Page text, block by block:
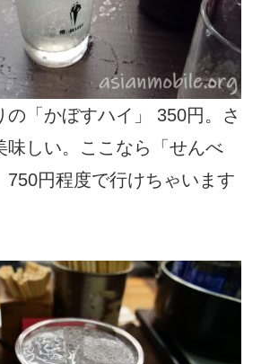
の「かぼすハイ」 350円。さ
味しい。ここなら「せんべ
750円程度で行けちゃいます